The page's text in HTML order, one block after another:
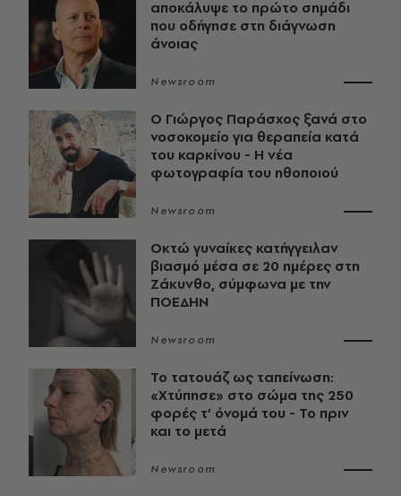
αποκάλυψε το πρώτο σημάδι
που οδήγησε στη διάγνωση
άνοιας
Newsroom
O Γιώργος Παράσχος ξανά στο
νοσοκομείο για θεραπεία κατά
του καρκίνου - Η νέα
φωτογραφία του ηθοποιού
Newsroom
Οκτώ γυναίκες κατήγγειλαν
βιασμό μέσα σε 20 ημέρες στη
Ζάκυνθο, σύμφωνα με την
ΠΟΕΔΗΝ
Newsroom
Το τατουάζ ως ταπείνωση:
«Χτύπησε» στο σώμα της 250
φορές τ’ όνομά του - Το πριν
και το μετά
Newsroom